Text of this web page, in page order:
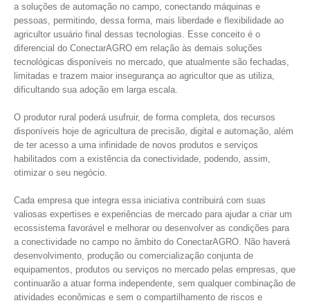
a soluções de automação no campo, conectando máquinas e
pessoas, permitindo, dessa forma, mais liberdade e flexibilidade ao
agricultor usuário final dessas tecnologias. Esse conceito é o
diferencial do ConectarAGRO em relação às demais soluções
tecnológicas disponíveis no mercado, que atualmente são fechadas,
limitadas e trazem maior insegurança ao agricultor que as utiliza,
dificultando sua adoção em larga escala.
O produtor rural poderá usufruir, de forma completa, dos recursos
disponíveis hoje de agricultura de precisão, digital e automação, além
de ter acesso a uma infinidade de novos produtos e serviços
habilitados com a existência da conectividade, podendo, assim,
otimizar o seu negócio.
Cada empresa que integra essa iniciativa contribuirá com suas
valiosas expertises e experiências de mercado para ajudar a criar um
ecossistema favorável e melhorar ou desenvolver as condições para
a conectividade no campo no âmbito do ConectarAGRO. Não haverá
desenvolvimento, produção ou comercialização conjunta de
equipamentos, produtos ou serviços no mercado pelas empresas, que
continuarão a atuar forma independente, sem qualquer combinação de
atividades econômicas e sem o compartilhamento de riscos e